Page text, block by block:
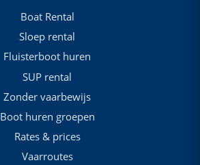
Boat Rental
Sloep rental
Fluisterboot huren
SUP rental
Zonder vaarbewijs
Boot huren groepen
Rates & prices
Vaarroutes